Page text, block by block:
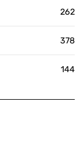
262
378
144